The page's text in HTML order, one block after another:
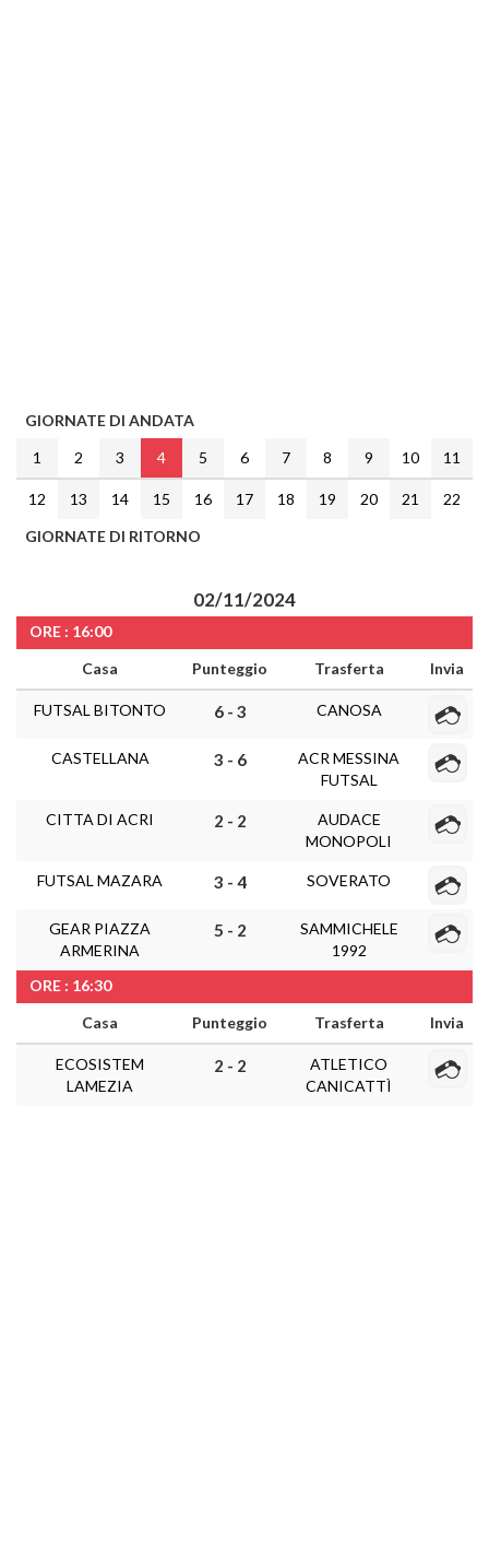
GIORNATE DI ANDATA
1
2 3 4 5 6 7 8 9 10 11
12 13 14 15 16 17 18 19 20 21
22
GIORNATE DI RITORNO
02/11/2024
ORE : 16:00
Casa
Punteggio Trasferta Invia
FUTSAL BITONTO 6 - 3 CANOSA
CASTELLANA 3 - 6
ACR MESSINA
FUTSAL
CITTA DI ACRI 2 - 2
AUDACE
MONOPOLI
FUTSAL MAZARA 3 - 4 SOVERATO
GEAR PIAZZA
ARMERINA
5 - 2
SAMMICHELE
1992
ORE : 16:30
Casa
Punteggio Trasferta Invia
ECOSISTEM
LAMEZIA
2 - 2
ATLETICO
CANICATTÌ